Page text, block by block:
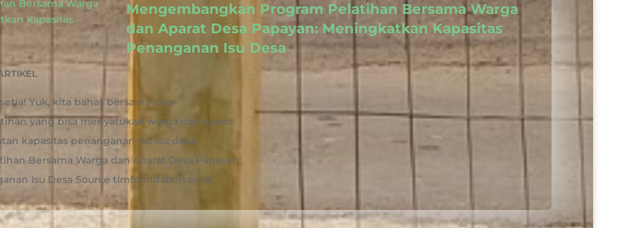
Mengembangkan Program Pelatihan Bersama Warga
dan Aparat Desa Papayan: Meningkatkan Kapasitas
Penanganan Isu Desa
Yuk, kita bahas bersama cara
yang bisa menyatukan warga dan aparat
kapasitas penanganan isu-isu desa.
Bersama Warga dan Aparat Desa Papayan:
Isu Desa Source tlmfoundation.or.id...